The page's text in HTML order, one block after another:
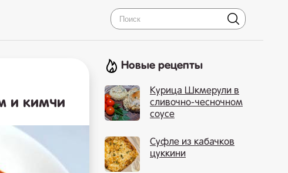
и кимчи
Новые рецепты
Курица Шкмерули в
сливочно-чесночном
соусе
Суфле из кабачков
цуккини